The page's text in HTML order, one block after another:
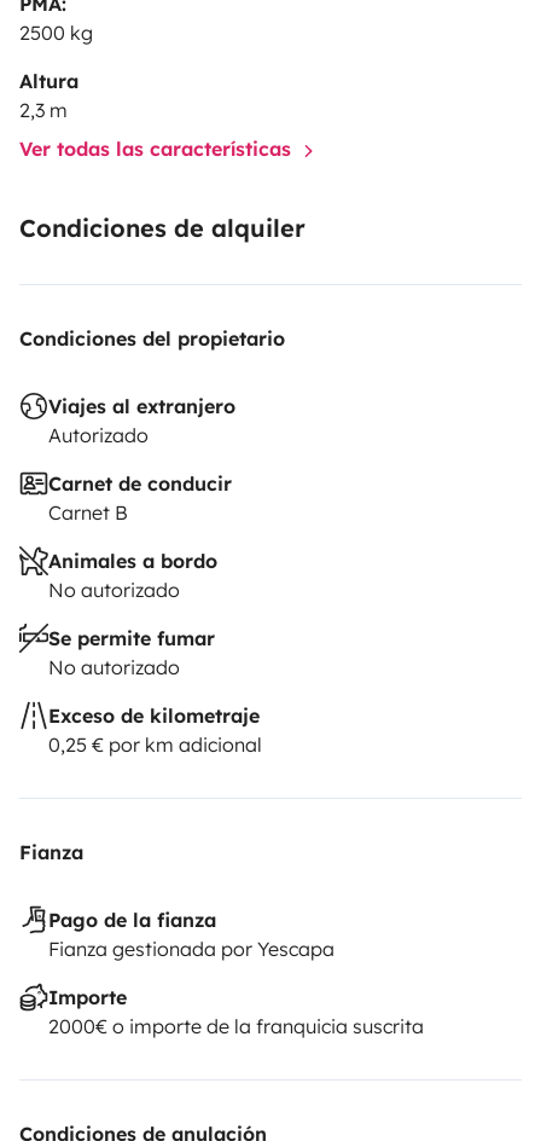
autentiche, fuori dai soliti percorsi. Ti sentirai come a
Scrivici per prenotare o se vuoi più info! 🌲🚐✨
2500 kg
Altura
2,3 m
Ver todas las características
Condiciones de alquiler
Condiciones del propietario
Viajes al extranjero
Autorizado
Carnet de conducir
Carnet B
Animales a bordo
No autorizado
Se permite fumar
No autorizado
Exceso de kilometraje
0,25 € por km adicional
Fianza
Pago de la fianza
Fianza gestionada por Yescapa
Importe
2000€ o importe de la franquicia suscrita
Condiciones de anulación